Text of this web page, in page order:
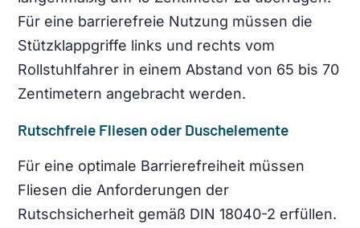
Für eine barrierefreie Nutzung müssen die
Stützklappgriffe links und rechts vom
Rollstuhlfahrer in einem Abstand von 65 bis 70
Zentimetern angebracht werden.
Rutschfreie Fliesen oder Duschelemente
Für eine optimale Barrierefreiheit müssen
Fliesen die Anforderungen der
Rutschsicherheit gemäß DIN 18040-2 erfüllen.